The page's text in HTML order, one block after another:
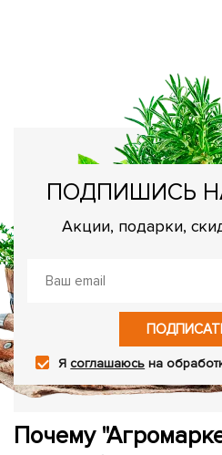
ПОДПИШИСЬ
Акции, подарки,
Ясоглашаюсь на
Почему